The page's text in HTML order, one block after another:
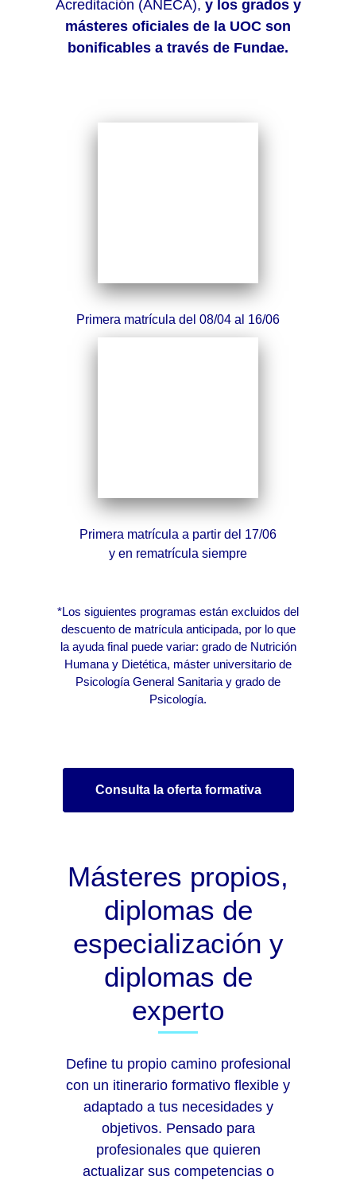
Acreditación (ANECA), y los grados y
másteres oficiales de la UOC son
bonificables a través de Fundae.
Primera matrícula del 08/04 al 16/06
Primera matrícula a partir del 17/06
y en rematrícula siempre
*Los siguientes programas están excluidos del
descuento de matrícula anticipada, por lo que
la ayuda final puede variar: grado de Nutrición
Humana y Dietética, máster universitario de
Psicología General Sanitaria y grado de
Psicología.
Consulta la oferta formativa
Másteres propios,
diplomas de
especialización y
diplomas de
experto
Define tu propio camino profesional
con un itinerario formativo flexible y
adaptado a tus necesidades y
objetivos. Pensado para
profesionales que quieren
actualizar sus competencias o